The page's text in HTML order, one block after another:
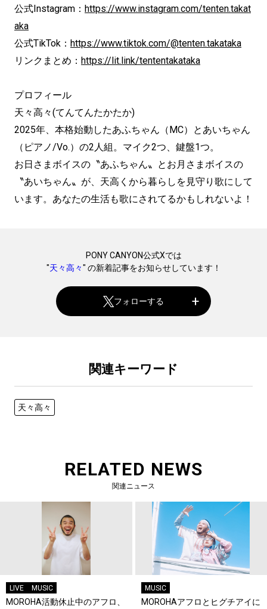
公式Instagram： https://www.instagram.com/tenten.takat
aka
公式TikTok： https://www.tiktok.com/@tenten.takataka
リンクまとめ： https://lit.link/tententakataka
プロフィール
天々⾼々(てんてんたかたか)
2025年、本格始動したあふちゃん（MC）とあいちゃん
（ピアノ/Vo.）の2⼈組。マイク2つ、鍵盤1つ。
お日さまボイスの〝あふちゃん〟とお月さまボイスの
〝あいちゃん〟が、天高くから暮らしを見守り歌にして
います。あなたの生活も歌にされてるかもしれないよ！
PONY CANYON公式Xでは
"天々高々" の新着記事をお知らせしています！
フォローする
関連キーワード
天々高々
RELATED NEWS
関連ニュース
LIVE MUSIC
MOROHA活動休止中のアフロ、
MUSIC
MOROHAアフロとヒグチアイに